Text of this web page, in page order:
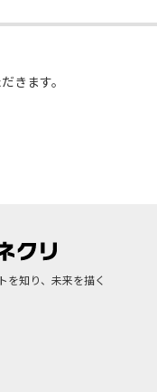
きます。
を知り、未来を描く